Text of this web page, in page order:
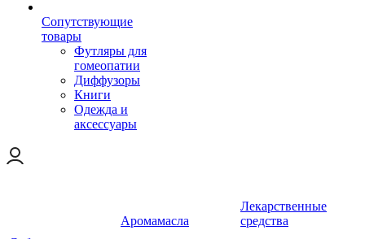
Сопутствующие
товары
Футляры для
гомеопатии
Диффузоры
Книги
Одежда и
аксессуары
Аромамасла
Лекарственные
средства